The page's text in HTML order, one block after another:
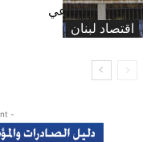
اقتصاد لبنان
الضمان الاجتماعي
- Advertisement -